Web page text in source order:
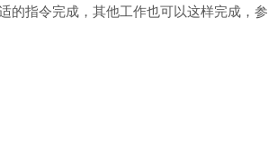
的指令完成，其他工作也可以这样完成，参